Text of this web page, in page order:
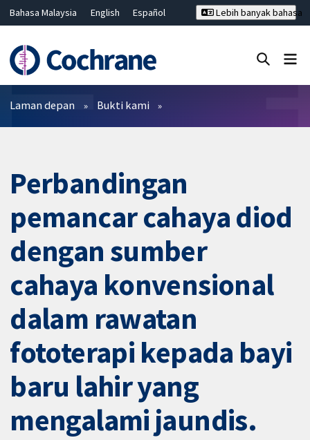
Bahasa Malaysia English
Español
Hrvatski
Deutsch ไทย
繁體中文
简体中文
Lebih banyak bahasa
Penapis
Laman depan Bukti kami
Perbandingan
pemancar cahaya diod
dengan sumber
cahaya konvensional
dalam rawatan
fototerapi kepada bayi
baru lahir yang
mengalami jaundis.